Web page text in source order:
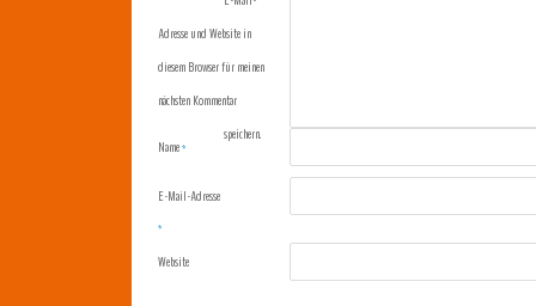
Name*
E-Mail-Adresse
*
Website
Adresse und Website in
diesem Browser für meinen
nächsten Kommentar
speichern.